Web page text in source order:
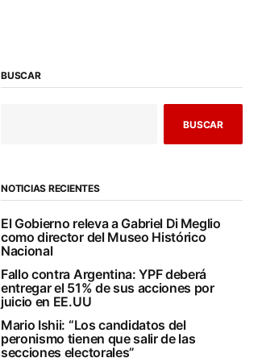
BUSCAR
BUSCAR
NOTICIAS RECIENTES
El Gobierno releva a Gabriel Di Meglio
como director del Museo Histórico
Nacional
Fallo contra Argentina: YPF deberá
entregar el 51% de sus acciones por
juicio en EE.UU
Mario Ishii: “Los candidatos del
peronismo tienen que salir de las
secciones electorales”